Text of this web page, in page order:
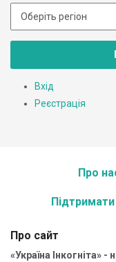
Вхід
Реєстрація
Про
Підтримати
Про сайт
«Україна Інкогніта» -